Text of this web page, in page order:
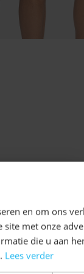
Beierse
net onder de knie
lange
en om ons
met onze
die u aan
Lees verder
toegang